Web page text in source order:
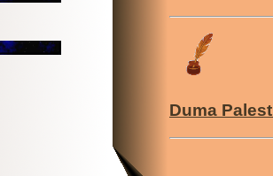
Duma